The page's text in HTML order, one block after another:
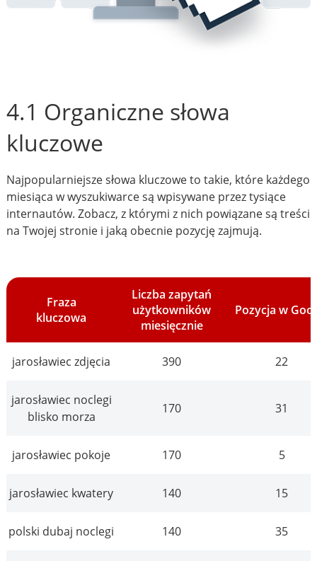
4.1 Organiczne słowa
kluczowe
Najpopularniejsze słowa kluczowe to takie, które każdego
miesiąca w wyszukiwarce są wpisywane przez tysiące
internautów. Zobacz, z którymi z nich powiązane są treści
na Twojej stronie i jaką obecnie pozycję zajmują.
Fraza
kluczowa
Liczba zapytań
użytkowników
miesięcznie
Pozycja w
jarosławiec zdjęcia 390 22
jarosławiec noclegi
blisko morza
170 31
jarosławiec pokoje 170 5
jarosławiec kwatery 140 15
polski dubaj noclegi 140 35